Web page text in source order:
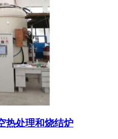
热处理和烧结炉